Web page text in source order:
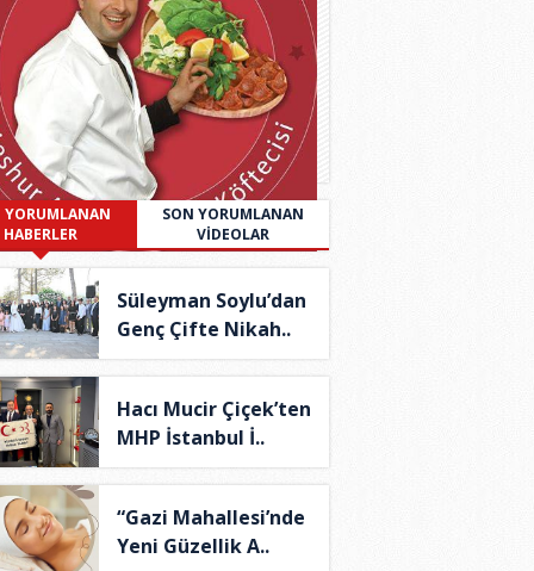
YORUMLANAN
HABERLER
SON YORUMLANAN
VİDEOLAR
Süleyman Soylu’dan
Genç Çifte Nikah..
Hacı Mucir Çiçek’ten
MHP İstanbul İ..
“Gazi Mahallesi’nde
Yeni Güzellik A..